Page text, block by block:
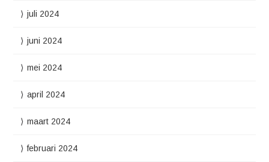
juli 2024
juni 2024
mei 2024
april 2024
maart 2024
februari 2024